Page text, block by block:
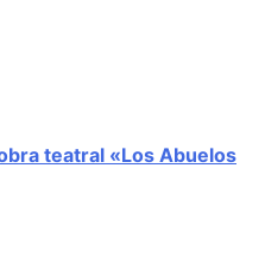
teatral «Los Abuelos